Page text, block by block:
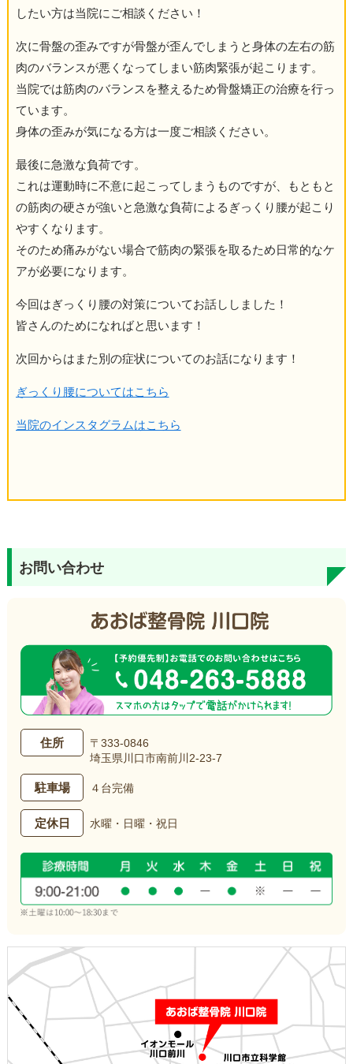
したい方は当院にご相談ください！
次に骨盤の歪みですが骨盤が歪んでしまうと身体の左右の筋
肉のバランスが悪くなってしまい筋肉緊張が起こります。
当院では筋肉のバランスを整えるため骨盤矯正の治療を行っ
ています。
身体の歪みが気になる方は一度ご相談ください。
最後に急激な負荷です。
これは運動時に不意に起こってしまうものですが、もともと
の筋肉の硬さが強いと急激な負荷によるぎっくり腰が起こり
やすくなります。
そのため痛みがない場合で筋肉の緊張を取るため日常的なケ
アが必要になります。
今回はぎっくり腰の対策についてお話ししました！
皆さんのためになればと思います！
次回からはまた別の症状についてのお話になります！
ぎっくり腰についてはこちら
当院のインスタグラムはこちら
お問い合わせ
住所
〒333-0846
埼玉県川口市南前川2-23-7
駐車場 ４台完備
定休日 水曜・日曜・祝日